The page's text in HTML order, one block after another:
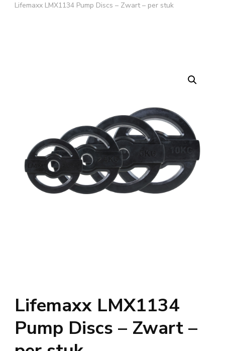
Lifemaxx LMX1134 Pump Discs – Zwart – per stuk
Lifemaxx LMX1134
Pump Discs – Zwart –